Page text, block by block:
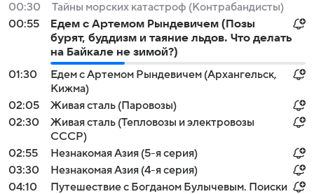
00:30
Тайны морских катастроф (Контрабандисты)
00:55
Едем с Артемом Рындевичем (Позы
бурят, буддизм и таяние льдов. Что делать
на Байкале не зимой?)
01:30
Едем с Артемом Рындевичем (Архангельск,
Кижма)
02:05
Живая сталь (Паровозы)
02:30
Живая сталь (Тепловозы и электровозы
СССР)
02:55
Незнакомая Азия (5-я серия)
03:30
Незнакомая Азия (4-я серия)
04:10
Путешествие с Богданом Булычевым. Поиски